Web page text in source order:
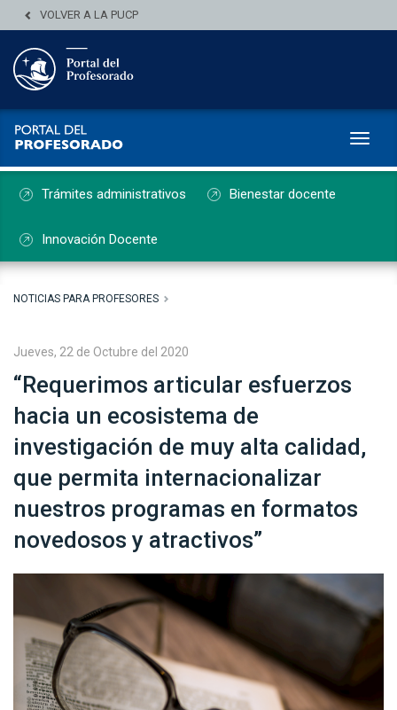
VOLVER A LA PUCP
Trámites administrativos Bienestar docente
Innovación Docente
NOTICIAS PARA PROFESORES
Jueves, 22 de Octubre del 2020
“Requerimos articular esfuerzos
hacia un ecosistema de
investigación de muy alta calidad,
que permita internacionalizar
nuestros programas en formatos
novedosos y atractivos”